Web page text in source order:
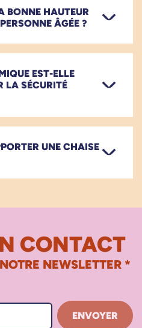
BONNE HAUTEUR
ÂGÉE ?
EST-ELLE
LA SÉCURITÉ
UNE CHAISE
CONTACT
NEWSLETTER *